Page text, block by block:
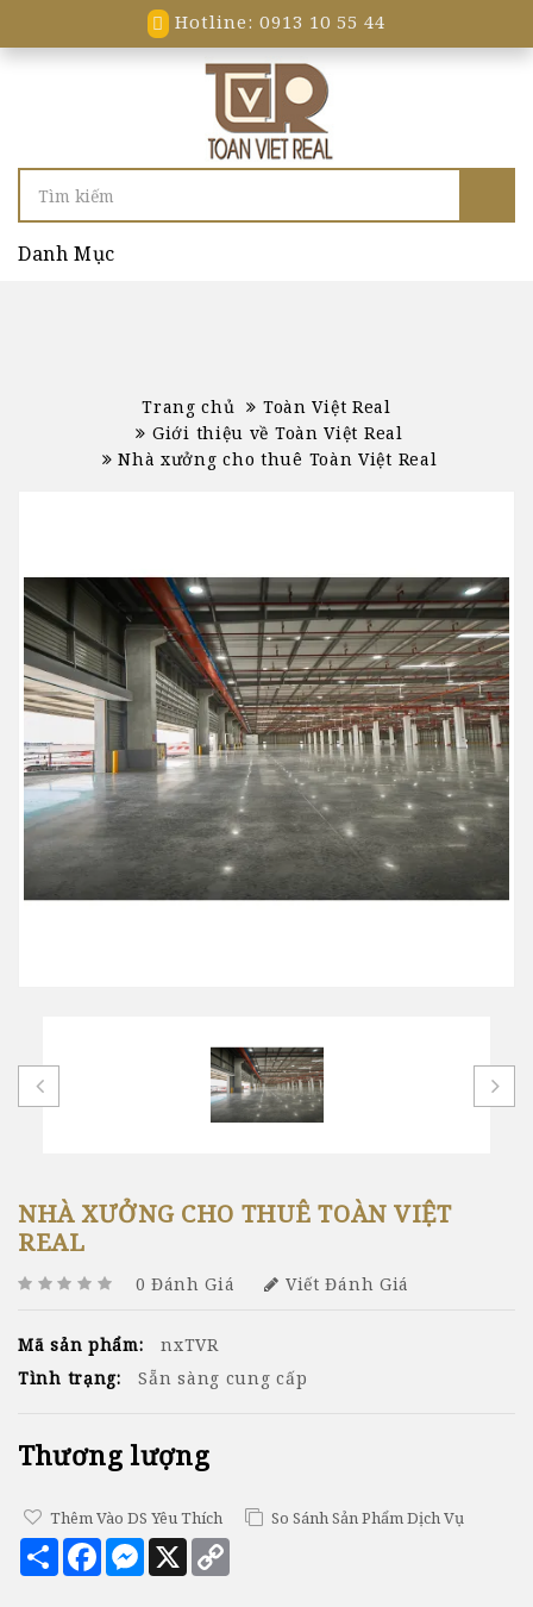
Hotline: 0913 10 55 44
Danh Mục
Trang chủ
Toàn Việt Real
Giới thiệu về Toàn Việt Real
Nhà xưởng cho thuê Toàn Việt Real
NHÀ XƯỞNG CHO THUÊ TOÀN VIỆT
REAL
0 Đánh Giá Viết Đánh Giá
Mã sản phẩm:
nxTVR
Tình trạng:
Sẵn sàng cung cấp
Thương lượng
Thêm Vào DS Yêu Thích So Sánh Sản Phẩm Dịch Vụ
Chia
sẻ
FacebookMessenger
X